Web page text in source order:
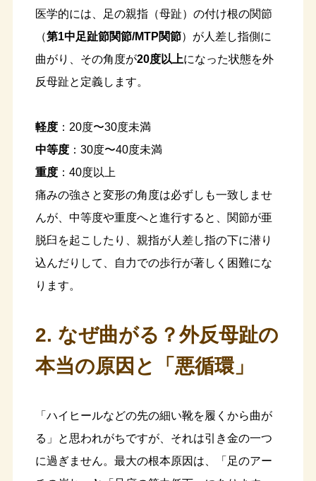
医学的には、足の親指（母趾）の付け根の関節
（第1中足趾節関節/MTP関節）が人差し指側に
曲がり、その角度が20度以上になった状態を外
反母趾と定義します。
軽度：20度〜30度未満
中等度：30度〜40度未満
重度：40度以上
痛みの強さと変形の角度は必ずしも一致しませ
んが、中等度や重度へと進行すると、関節が亜
脱臼を起こしたり、親指が人差し指の下に潜り
込んだりして、自力での歩行が著しく困難にな
ります。
2. なぜ曲がる？外反母趾の
本当の原因と「悪循環」
「ハイヒールなどの先の細い靴を履くから曲が
る」と思われがちですが、それは引き金の一つ
に過ぎません。最大の根本原因は、「足のアー